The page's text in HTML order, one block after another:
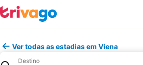
Ver todas as estadias em Viena
Destino